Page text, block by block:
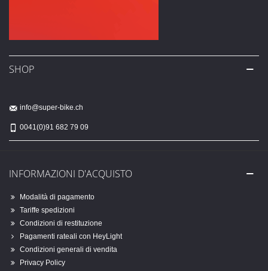
SHOP
info@super-bike.ch
0041(0)91 682 79 09
INFORMAZIONI D'ACQUISTO
Modalità di pagamento
Tariffe spedizioni
Condizioni di restituzione
Pagamenti rateali con HeyLight
Condizioni generali di vendita
Privacy Policy